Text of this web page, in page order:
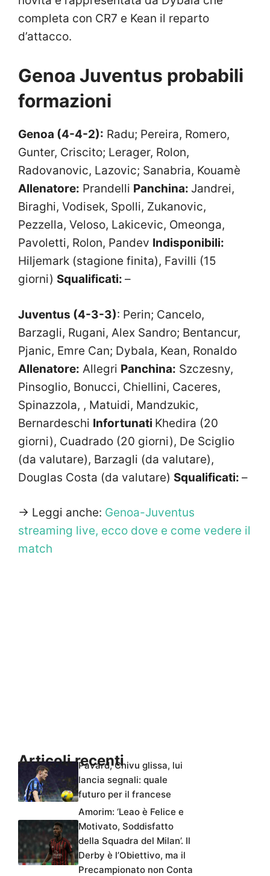
completa con CR7 e Kean il reparto
d’attacco.
Genoa Juventus probabili
formazioni
Genoa (4-4-2): Radu; Pereira, Romero,
Gunter, Criscito; Lerager, Rolon,
Radovanovic, Lazovic; Sanabria, Kouamè
Allenatore: Prandelli Panchina: Jandrei,
Biraghi, Vodisek, Spolli, Zukanovic,
Pezzella, Veloso, Lakicevic, Omeonga,
Pavoletti, Rolon, Pandev Indisponibili:
Hiljemark (stagione finita), Favilli (15
giorni) Squalificati: –
Juventus (4-3-3): Perin; Cancelo,
Barzagli, Rugani, Alex Sandro; Bentancur,
Pjanic, Emre Can; Dybala, Kean, Ronaldo
Allenatore: Allegri Panchina: Szczesny,
Pinsoglio, Bonucci, Chiellini, Caceres,
Spinazzola, , Matuidi, Mandzukic,
Bernardeschi Infortunati Khedira (20
giorni), Cuadrado (20 giorni), De Sciglio
(da valutare), Barzagli (da valutare),
Douglas Costa (da valutare) Squalificati: –
-> Leggi anche: Genoa-Juventus
streaming live, ecco dove e come vedere il
match
Articoli recentiPavard, Chivu glissa, lui
lancia segnali: quale
futuro per il francese
Amorim: ‘Leao è Felice e
Motivato, Soddisfatto
della Squadra del Milan’. Il
Derby è l’Obiettivo, ma il
Precampionato non Conta